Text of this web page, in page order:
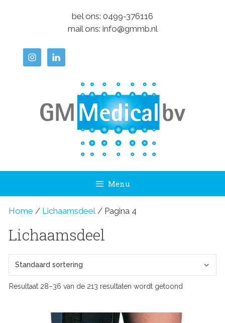
bel ons: 0499-376116
mail ons: info@gmmb.nl
Menu
Home / Lichaamsdeel / Pagina 4
Lichaamsdeel
Resultaat 28–36 van de 213 resultaten wordt getoond